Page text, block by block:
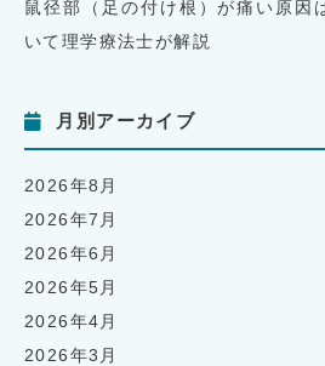
鼠径部（足の付け根）が痛い原因
いて理学療法士が解説
月別アーカイブ
2026年8月
2026年7月
2026年6月
2026年5月
2026年4月
2026年3月